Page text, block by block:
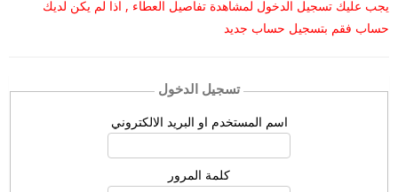
يجب عليك تسجيل الدخول لمشاهدة تفاصيل العطاء , اذا لم يكن لديك
حساب فقم بتسجيل حساب جديد
تسجيل الدخول
اسم المستخدم او البريد الالكتروني
كلمة المرور